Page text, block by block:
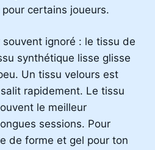
certains joueurs.
ignoré : le tissu de
synthétique lisse glisse
Un tissu velours est
rapidement. Le tissu
le meilleur
sessions. Pour
de forme et gel pour ton